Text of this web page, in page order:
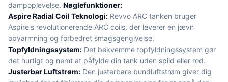
dampoplevelse. Nøglefunktioner:
Aspire Radial Coil Teknologi: Revvo ARC tanken bruger
Aspire's revolutionerende ARC coils, der leverer en jævn
opvarmning og forbedret smagsgengivelse.
Topfyldningssystem: Det bekvemme topfyldningssystem gør
det hurtigt og nemt at påfylde din tank uden spild eller rod.
Justerbar Luftstrøm: Den justerbare bundluftstrøm giver dig